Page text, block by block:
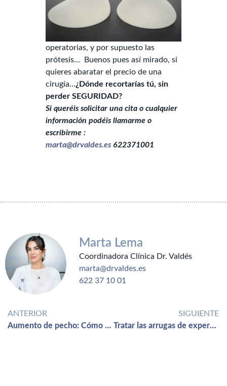
operatorias, y por supuesto las
prótesis… Buenos pues así mirado, si
quieres abaratar el precio de una
cirugía…¿Dónde recortarías tú, sin
perder SEGURIDAD?
Si queréis solicitar una cita o cualquier
información podéis llamarme o
escribirme :
marta@drvaldes.es 622371001
Marta Lema
Coordinadora Clínica Dr. Valdés
marta@drvaldes.es
622 37 10 01
ANTERIOR
Aumento de pecho: Cómo elegir el tamaño adecuado.
SIGUIENTE
Tratar las arrugas de expersión en Verano